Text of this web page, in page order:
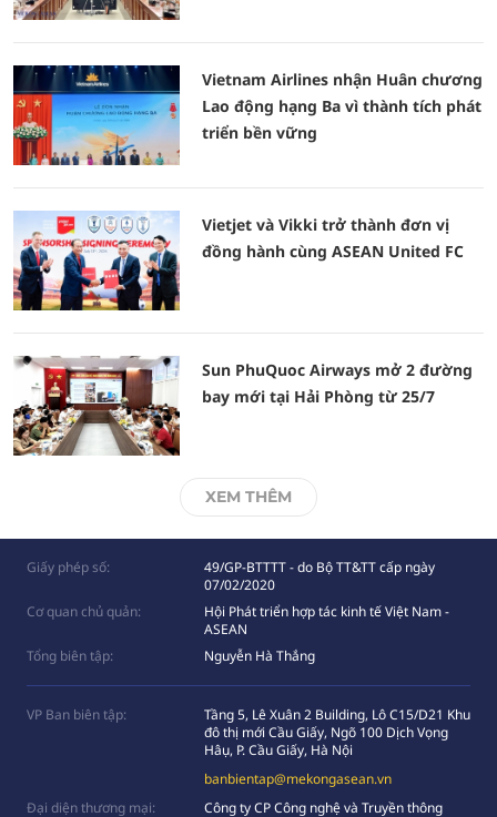
Vietnam Airlines nhận Huân chương
Lao động hạng Ba vì thành tích phát
triển bền vững
Vietjet và Vikki trở thành đơn vị
đồng hành cùng ASEAN United FC
Sun PhuQuoc Airways mở 2 đường
bay mới tại Hải Phòng từ 25/7
XEM THÊM
Giấy phép số:
49/GP-BTTTT - do Bộ TT&TT cấp ngày
07/02/2020
Cơ quan chủ quản:
Hội Phát triển hợp tác kinh tế Việt Nam -
ASEAN
Tổng biên tập:
Nguyễn Hà Thắng
VP Ban biên tập:
Tầng 5, Lê Xuân 2 Building, Lô C15/D21 Khu
đô thị mới Cầu Giấy, Ngõ 100 Dịch Vọng
Hâụ, P. Cầu Giấy, Hà Nội
banbientap@mekongasean.vn
Đại diện thương mại:
Công ty CP Công nghệ và Truyền thông